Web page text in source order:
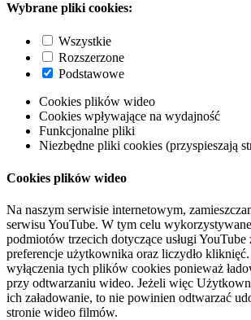
Wybrane pliki cookies:
Wszystkie
Rozszerzone
Podstawowe
Cookies plików wideo
Cookies wpływające na wydajność
Funkcjonalne pliki
Niezbędne pliki cookies (przyspieszają
Cookies plików wideo
Na naszym serwisie internetowym,
serwisu YouTube. W tym celu
podmiotów trzecich dotyczące usługi YouTube
preferencje użytkownika oraz liczydło
wyłączenia tych plików cookies ponieważ
przy odtwarzaniu wideo. Jeżeli więc
ich załadowanie, to nie powinien odtwarzać
stronie wideo filmów.